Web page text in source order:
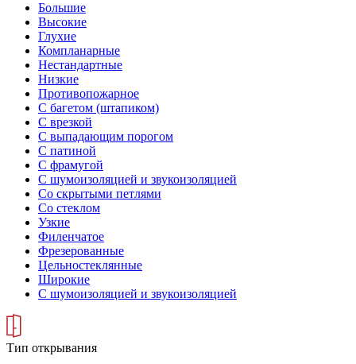
Большие
Высокие
Глухие
Компланарные
Нестандартные
Низкие
Противопожарное
С багетом (штапиком)
С врезкой
С выпадающим порогом
С патиной
С фрамугой
С шумоизоляцией и звукоизоляцией
Со скрытыми петлями
Со стеклом
Узкие
Филенчатое
Фрезерованные
Цельностеклянные
Широкие
С шумоизоляцией и звукоизоляцией
Тип открывания